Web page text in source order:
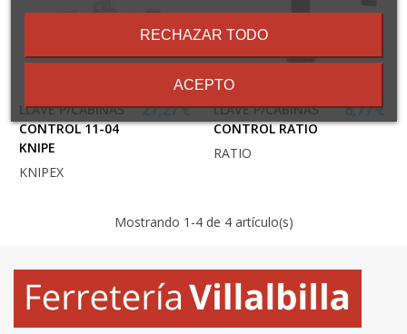
LLAVE P/CABINAS
CONTROL 11-04
KNIPE
27,27 €
KNIPEX
LLAVE P/CABINAS
CONTROL RATIO
8,77 €
RATIO
Mostrando 1 -4 de 4 artículo(s)
términos
condiciones
RECHAZAR TODO
ACEPTO